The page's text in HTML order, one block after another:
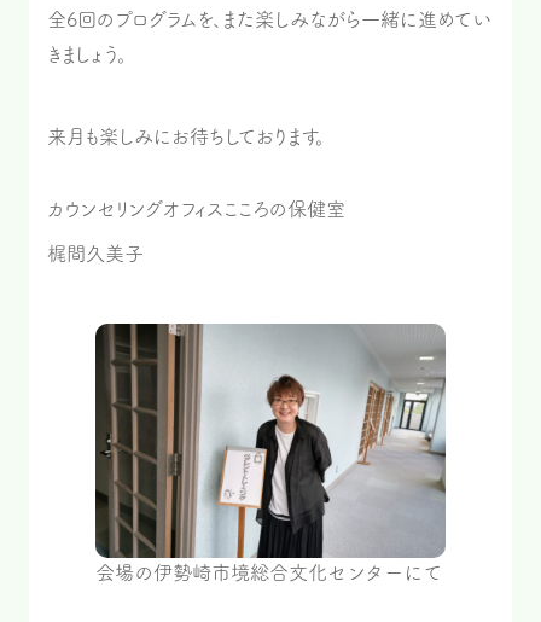
全6回のプログラムを、また楽しみながら一緒に進めてい
きましょう。
来月も楽しみにお待ちしております。
カウンセリングオフィスこころの保健室
梶間久美子
会場の伊勢崎市境総合文化センターにて